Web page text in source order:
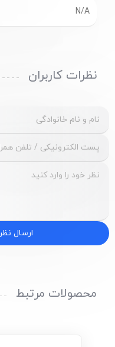
N/A
نظرات کاربران
ارسال نظر
محصولات مرتبط